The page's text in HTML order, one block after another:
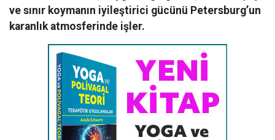
ve sınır koymanın iyileştirici gücünü Petersburg’un
karanlık atmosferinde işler.